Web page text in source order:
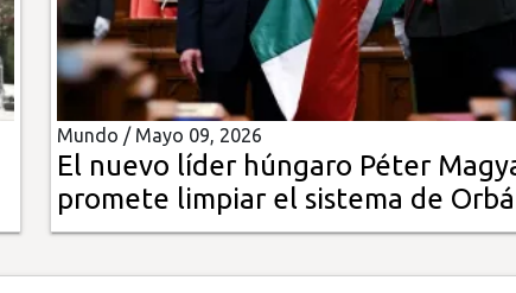
Mundo / Mayo 09, 2026
El nuevo líder húngaro Péter
promete limpiar el sistema de